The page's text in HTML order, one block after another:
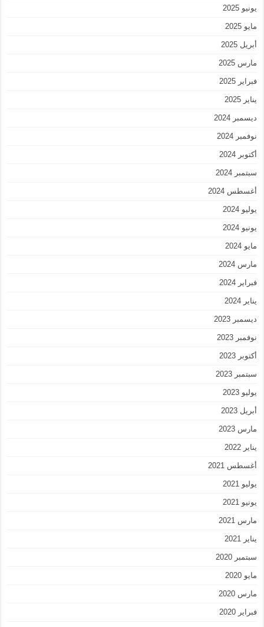
يونيو 2025
مايو 2025
أبريل 2025
مارس 2025
فبراير 2025
يناير 2025
ديسمبر 2024
نوفمبر 2024
أكتوبر 2024
سبتمبر 2024
أغسطس 2024
يوليو 2024
يونيو 2024
مايو 2024
مارس 2024
فبراير 2024
يناير 2024
ديسمبر 2023
نوفمبر 2023
أكتوبر 2023
سبتمبر 2023
يوليو 2023
أبريل 2023
مارس 2023
يناير 2022
أغسطس 2021
يوليو 2021
يونيو 2021
مارس 2021
يناير 2021
سبتمبر 2020
مايو 2020
مارس 2020
فبراير 2020